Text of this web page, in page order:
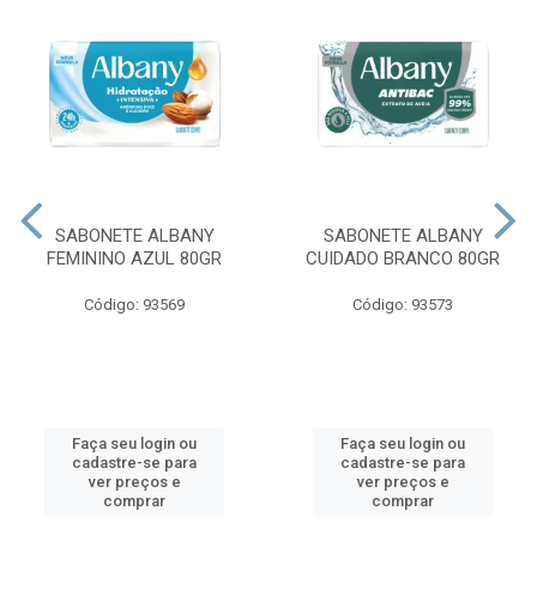
SABONETE ALBANY
FEMININO AZUL 80GR
Código: 93569
Faça seu login ou
cadastre-se para
ver preços e
comprar
SABONETE ALBANY
CUIDADO BRANCO 80GR
Código: 93573
Faça seu login ou
cadastre-se para
ver preços e
comprar